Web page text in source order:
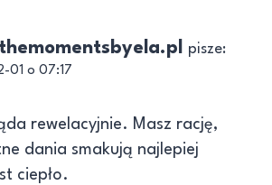
pisze:
01 o 07:17
rewelacyjnie. Masz rację,
dania smakują najlepiej
ciepło.